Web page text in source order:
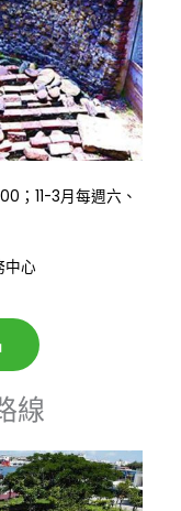
；11-3月每週六、
中心
線